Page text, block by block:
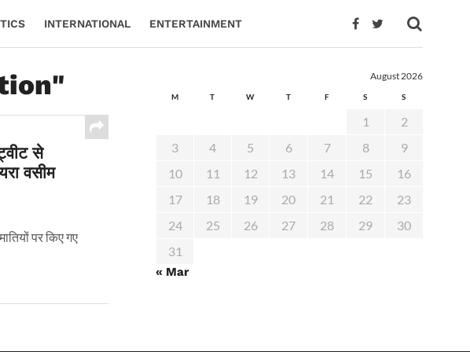
INTERNATIONAL ENTERTAINMENT
से
वसीम
पर किए गए
August 2026
M T W T F S S
1
2
3
4 5 6 7 8
9
10
11 12 13 14 15
16
17
18 19 20 21 22
23
24
25 26 27 28 29
30
31
« Mar